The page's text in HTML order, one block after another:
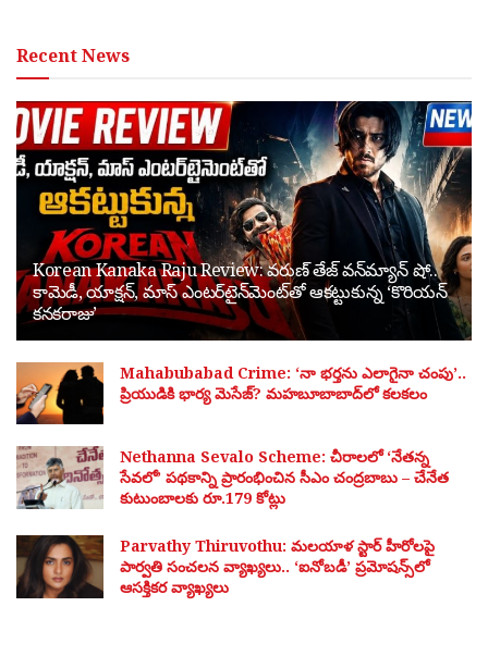
Recent News
Korean Kanaka Raju Review: వరుణ్ తేజ్ వన్‌మ్యాన్ షో..
కామెడీ, యాక్షన్, మాస్ ఎంటర్‌టైన్‌మెంట్‌తో ఆకట్టుకున్న ‘కొరియన్
కనకరాజు’
Mahabubabad Crime: ‘నా భర్తను ఎలాగైనా చంపు’..
ప్రియుడికి భార్య మెసేజ్? మహబూబాబాద్‌లో కలకలం
Nethanna Sevalo Scheme: చీరాలలో ‘నేతన్న
సేవలో’ పథకాన్ని ప్రారంభించిన సీఎం చంద్రబాబు – చేనేత
కుటుంబాలకు రూ.179 కోట్లు
Parvathy Thiruvothu: మలయాళ స్టార్ హీరోలపై
పార్వతి సంచలన వ్యాఖ్యలు.. ‘ఐనోబడీ’ ప్రమోషన్స్‌లో
ఆసక్తికర వ్యాఖ్యలు